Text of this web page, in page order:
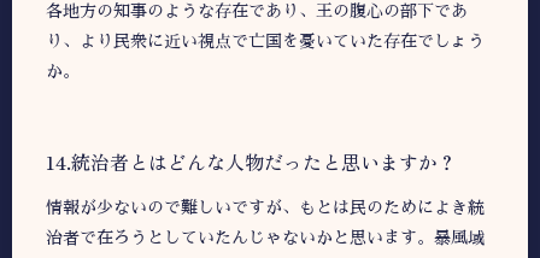
各地方の知事のような存在であり、王の腹心の部下であ
り、より民衆に近い視点で亡国を憂いていた存在でしょう
か。
14.統治者とはどんな人物だったと思いますか？
情報が少ないので難しいですが、もとは民のためによき統
治者で在ろうとしていたんじゃないかと思います。暴風域